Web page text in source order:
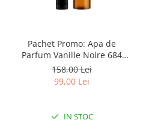
Pachet Promo: Apa de
Parfum Vanille Noire 684
Les Secrets, 50 ml + Spray
de Corp Sensual Vanilla
158,00 Lei
99,00 Lei
IN STOC